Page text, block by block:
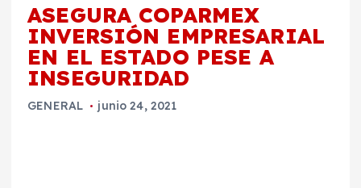
ASEGURA COPARMEX
INVERSIÓN EMPRESARIAL
EN EL ESTADO PESE A
INSEGURIDAD
GENERAL junio 24, 2021